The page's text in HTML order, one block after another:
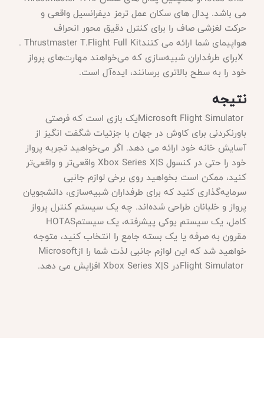
می باشد. پدال های سکان عمل ترمز دیفرانسیل واقعی و
حرکت لغزشی صاف را برای کنترل دقیق محور انحراف
هواپیمای شما ارائه می کنند. Thrustmaster T.Flight Full Kit
Xبرای طرفداران شبیه‌سازی که می‌خواهند مهارت‌های پرواز
خود را به سطح بالاتری برسانند، ایده‌آل است.
نتیجه
Microsoft Flight Simulatorیک بازی است که فرصتی
باورنکردنی برای کاوش در جهان با جزئیات شگفت انگیز از
آسایش خانه خود ارائه می دهد. اگر می‌خواهید تجربه پرواز
خود را حتی در کنسولXbox Series X|Sواقعی‌تر و واقعی‌تر
کنید، ممکن است بخواهید روی برخی لوازم جانبی
سرمایه‌گذاری کنید که برای طرفداران شبیه‌سازی، دانشجویان
پرواز و خلبانان طراحی شده‌اند. چه یک سیستم کنترل پرواز
کامل، یک سیستم یوکی پیشرفته، یک سیستمHOTAS
مقرون به صرفه یا یک بسته جامع را انتخاب کنید، متوجه
خواهید شد که این لوازم جانبی لذت شما را ازMicrosoft
Flight SimulatorدرXbox Series X|S افزایش می دهد.